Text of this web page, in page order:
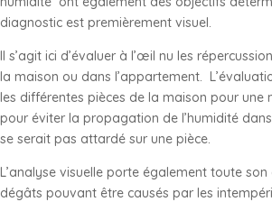
diagnostic est premièrement visuel.
Il s’agit ici d’évaluer à l’œil nu les
la maison ou dans l’appartement.
les différentes pièces de la maison pour une
pour éviter la propagation de l’humidité
se serait pas attardé sur une pièce.
L’analyse visuelle porte également toute
dégâts pouvant être causés par les